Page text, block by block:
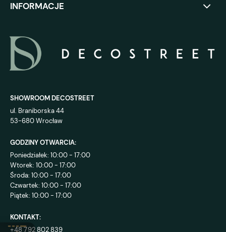
INFORMACJE
SHOWROOM DECOSTREET
ul. Braniborska 44
53-680 Wrocław
GODZINY OTWARCIA:
Poniedziałek: 10:00 - 17:00
Wtorek: 10:00 - 17:00
Środa: 10:00 - 17:00
Czwartek: 10:00 - 17:00
Piątek: 10:00 - 17:00
KONTAKT:
+48 792 802 839